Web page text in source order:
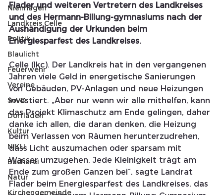
Nienhagen
Landkreis Celle
Politik
Blaulicht
Feuerwehr
Vereine
SoVD
Dorfladen
Kultur
NIKU
Bücherei
Natur
Kirchengemeinde
Flader und weiteren Vertretern des Landkreises
und des Hermann-Billung-gymnasiums nach der
Aushändigung der Urkunden beim
Energiesparfest des Landkreises.
Celle (lkc). Der Landkreis hat in den vergangenen
Jahren viele Geld in energetische Sanierungen
von Gebäuden, PV-Anlagen und neue Heizungen
investiert. „Aber nur wenn wir alle mithelfen, kann
das Projekt Klimaschutz am Ende gelingen, daher
danke ich allen, die daran denken, die Heizung
beim Verlassen von Räumen herunterzudrehen,
dass Licht auszumachen oder sparsam mit
Wasser umzugehen. Jede Kleinigkeit trägt am
Ende zum großen Ganzen bei“, sagte Landrat
Flader beim Energiesparfest des Landkreises, das